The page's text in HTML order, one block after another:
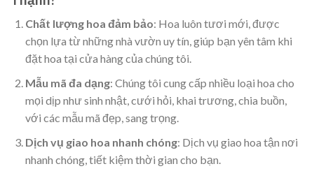
Chất lượng hoa đảm bảo: Hoa luôn tươi mới, được
chọn lựa từ những nhà vườn uy tín, giúp bạn yên tâm khi
đặt hoa tại cửa hàng của chúng tôi.
Mẫu mã đa dạng: Chúng tôi cung cấp nhiều loại hoa cho
mọi dịp như sinh nhật, cưới hỏi, khai trương, chia buồn,
với các mẫu mã đẹp, sang trọng.
Dịch vụ giao hoa nhanh chóng: Dịch vụ giao hoa tận nơi
nhanh chóng, tiết kiệm thời gian cho bạn.